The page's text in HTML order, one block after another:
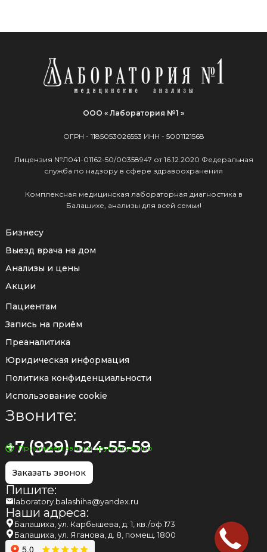
ООО « Лаборатория №1 »
ОГРН - 1185053026553 ИНН - 5001121568
Лицензия №Л041-01162-50/00358947 от 16.12.2020 Федеральная
служба по надзору в сфере здравоохранения
Комплексная медицинская лабораторная диагностика в
Балашихе, анализы для всей семьи!
Бизнесу
Выезд врача на дом
Анализы и цены
Акции
Пациентам
Запись на приём
Преаналитика
Юридическая информация
Политика конфиденциальности
Использование cookie
Звоните:
+7 (929) 524-55-59
Принимаем звонки круглосуточно
Заказать звонок
Пишите:
laboratory.balashiha@yandex.ru
Наши адреса:
Балашиха, ул. Карбышева, д. 1, кв./оф.173
Балашиха, ул. Яганова, д. 8, помещ. 1800